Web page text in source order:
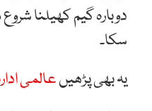
دوبارہ گیم کھیلنا
سکا۔
یہ بھی پڑھیںعالمی